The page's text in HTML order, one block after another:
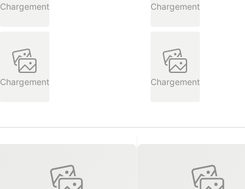
Chargement Chargement
Chargement Chargement